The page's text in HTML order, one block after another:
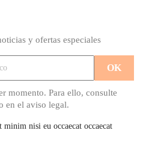
y ofertas especiales
momento. Para ello, consulte
en el aviso legal.
nisi eu occaecat occaecat